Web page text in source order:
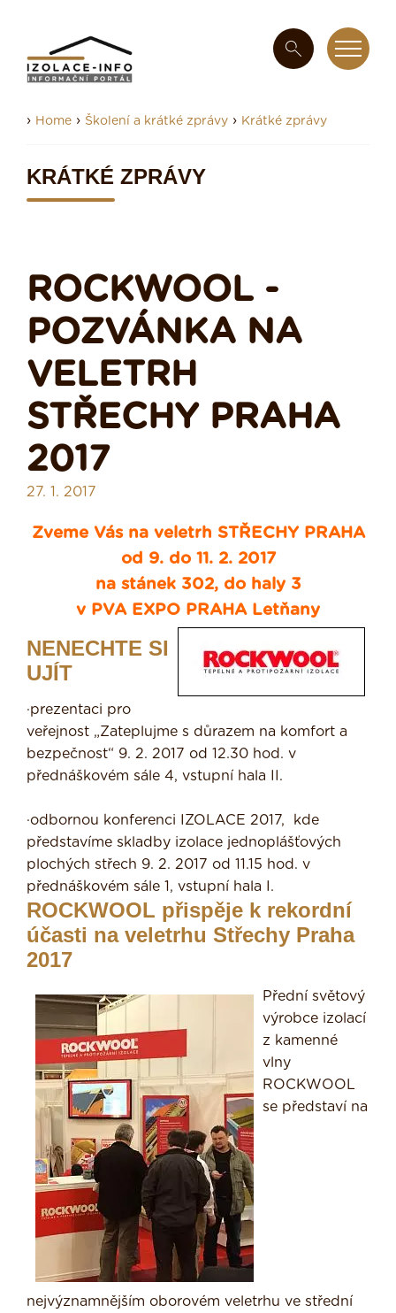
› Home › Školení a krátké zprávy › Krátké zprávy
KRÁTKÉ ZPRÁVY
ROCKWOOL -
POZVÁNKA NA
VELETRH
STŘECHY PRAHA
2017
27. 1. 2017
Zveme Vás na veletrh STŘECHY PRAHA
od 9. do 11. 2. 2017
na stánek 302, do haly 3
v PVA EXPO PRAHA Letňany
NENECHTE SI
UJÍT
·prezentaci pro
veřejnost „Zateplujme s důrazem na komfort a
bezpečnost“ 9. 2. 2017 od 12.30 hod. v
přednáškovém sále 4, vstupní hala II.
·odbornou konferenci IZOLACE 2017, kde
představíme skladby izolace jednoplášťových
plochých střech 9. 2. 2017 od 11.15 hod. v
přednáškovém sále 1, vstupní hala I.
ROCKWOOL přispěje k rekordní
účasti na veletrhu Střechy Praha
2017
Přední světový
výrobce izolací
z kamenné
vlny
ROCKWOOL
se představí na
nejvýznamnějším oborovém veletrhu ve střední